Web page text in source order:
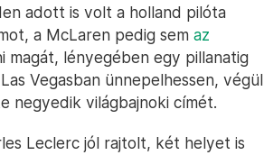
adott is volt a holland pilóta
a McLaren pedig sem az
magát, lényegében egy pillanatig
Vegasban ünnepelhessen, végül
negyedik világbajnoki címét.
Leclerc jól rajtolt, két helyet is